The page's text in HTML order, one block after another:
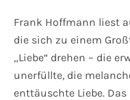
Frank Hoffmann liest
die sich zu einem
„Liebe“ drehen – die
unerfüllte, die
enttäuschte Liebe.